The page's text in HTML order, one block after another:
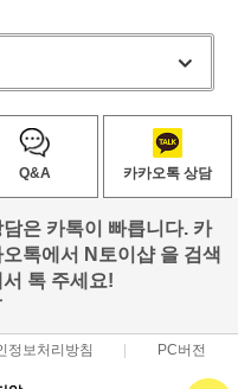
Q&A 카카오톡 상담
담은 카톡이 빠릅니다. 카
오톡에서 N토이샵 을 검색
서 톡 주세요!
정보처리방침 PC버전